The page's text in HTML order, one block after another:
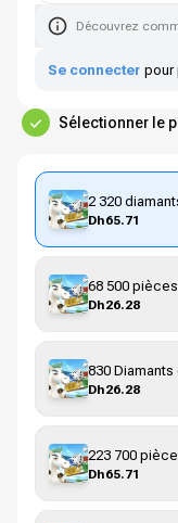
Découvrez
Se connecter pour
Sélectionner le
2 320
Dh65.71
68 500
Dh26.28
830 Diamants
Dh26.28
223 700
Dh65.71